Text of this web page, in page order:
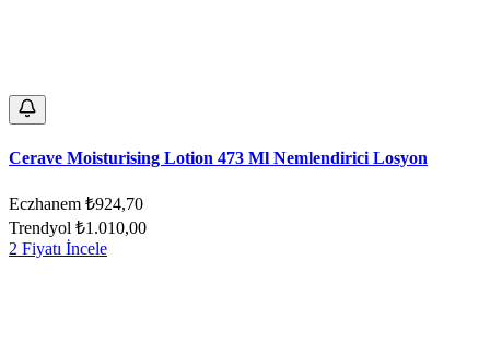
Cerave Moisturising Lotion 473 Ml Nemlendirici Losyon
Eczhanem ₺924,70
Trendyol ₺1.010,00
2 Fiyatı İncele